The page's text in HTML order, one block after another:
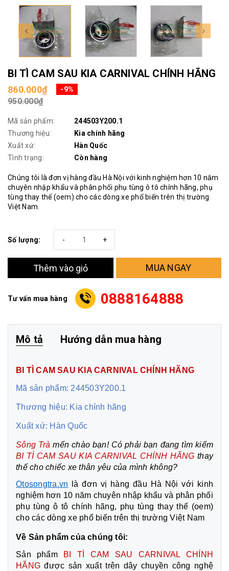
BI TÌ CAM SAU KIA CARNIVAL CHÍNH HÃNG
860.000₫ -9%
950.000₫
Mã sản phẩm:
244503Y200.1
Thương hiệu:
Kia chính hãng
Xuất xứ:
Hàn Quốc
Tình trạng:
Còn hàng
Chúng tôi là đơn vị hàng đầu Hà Nội với kinh nghiệm hơn 10 năm
chuyên nhập khẩu và phân phối phụ tùng ô tô chính hãng, phụ
tùng thay thế (oem) cho các dòng xe phổ biến trên thị trường
Việt Nam.
Số lượng: +
-
Thêm vào giỏ MUA NGAY
Tư vấn mua hàng 0888164888
Mô tả Hướng dẫn mua hàng
BI TÌ CAM SAU KIA CARNIVAL CHÍNH HÃNG
Mã sản phẩm: 244503Y200.1
Thương hiệu: Kia chính hãng
Xuất xứ: Hàn Quốc
Sông Tràmến chào bạn! Có phải bạn đang tìm kiếm
BI TÌ CAM SAU KIA CARNIVAL CHÍNH HÃNG thay
thế cho chiếc xe thân yêu của mình không?
Otosongtra.vn
là đơn vị hàng đầu Hà Nội với kinh
nghiệm hơn 10 năm chuyên nhập khẩu và phân phối
phụ tùng ô tô chính hãng, phụ tùng thay thế (oem)
cho các dòng xe phổ biến trên thị trường Việt Nam
Về Sản phẩm của chúng tôi:
Sản phẩmBI TÌ CAM SAU CARNIVAL CHÍNH
HÃNGđược sản xuất trên dây chuyền công nghệ